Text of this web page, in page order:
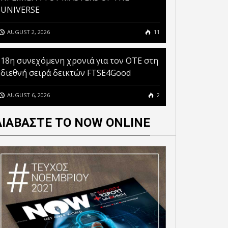
UNIVERSE
AUGUST 2, 2026 11
18η συνεχόμενη χρονιά για τον ΟΤΕ στη
διεθνή σειρά δεικτών FTSE4Good
AUGUST 6, 2026 2
ΤΟ NOW ONLINE